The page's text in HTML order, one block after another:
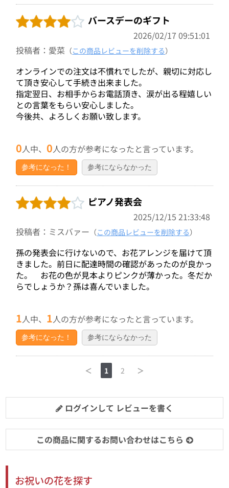
バースデーのギフト
2026/02/17 09:51:01
投稿者：愛菜 （この商品レビューを削除する）
オンラインでの注文は不慣れでしたが、親切に対応し
て頂き安心して手続き出来ました。
指定翌日、お相手からお電話頂き、涙が出る程嬉しい
との言葉をもらい安心しました。
今後共、よろしくお願い致します。
0人中、0人の方が参考になったと言っています。
参考になった！ 参考にならなかった
ピアノ発表会
2025/12/15 21:33:48
投稿者：ミスバァー （この商品レビューを削除する）
孫の発表会に行けないので、お花アレンジを届けて頂
きました。前日に配達時間の確認があったのが良かっ
た。 お花の色が見本よりピンクが薄かった。冬だか
らでしょうか？孫は喜んでいました。
1人中、 1人の方が参考になったと言っています。
参考になった！ 参考にならなかった
＜ 1 2 ＞
ログインして レビューを書く
この商品に関するお問い合わせはこちら
お祝いの花を探す